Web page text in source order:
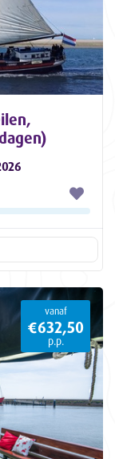
vanaf
€632,50
p.p.